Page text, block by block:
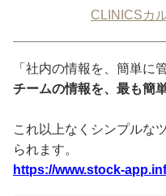
CLINICSカ
「社内の情報を、簡単に
チームの情報を、最も簡
これ以上なくシンプルな
られます。
https://www.stock-